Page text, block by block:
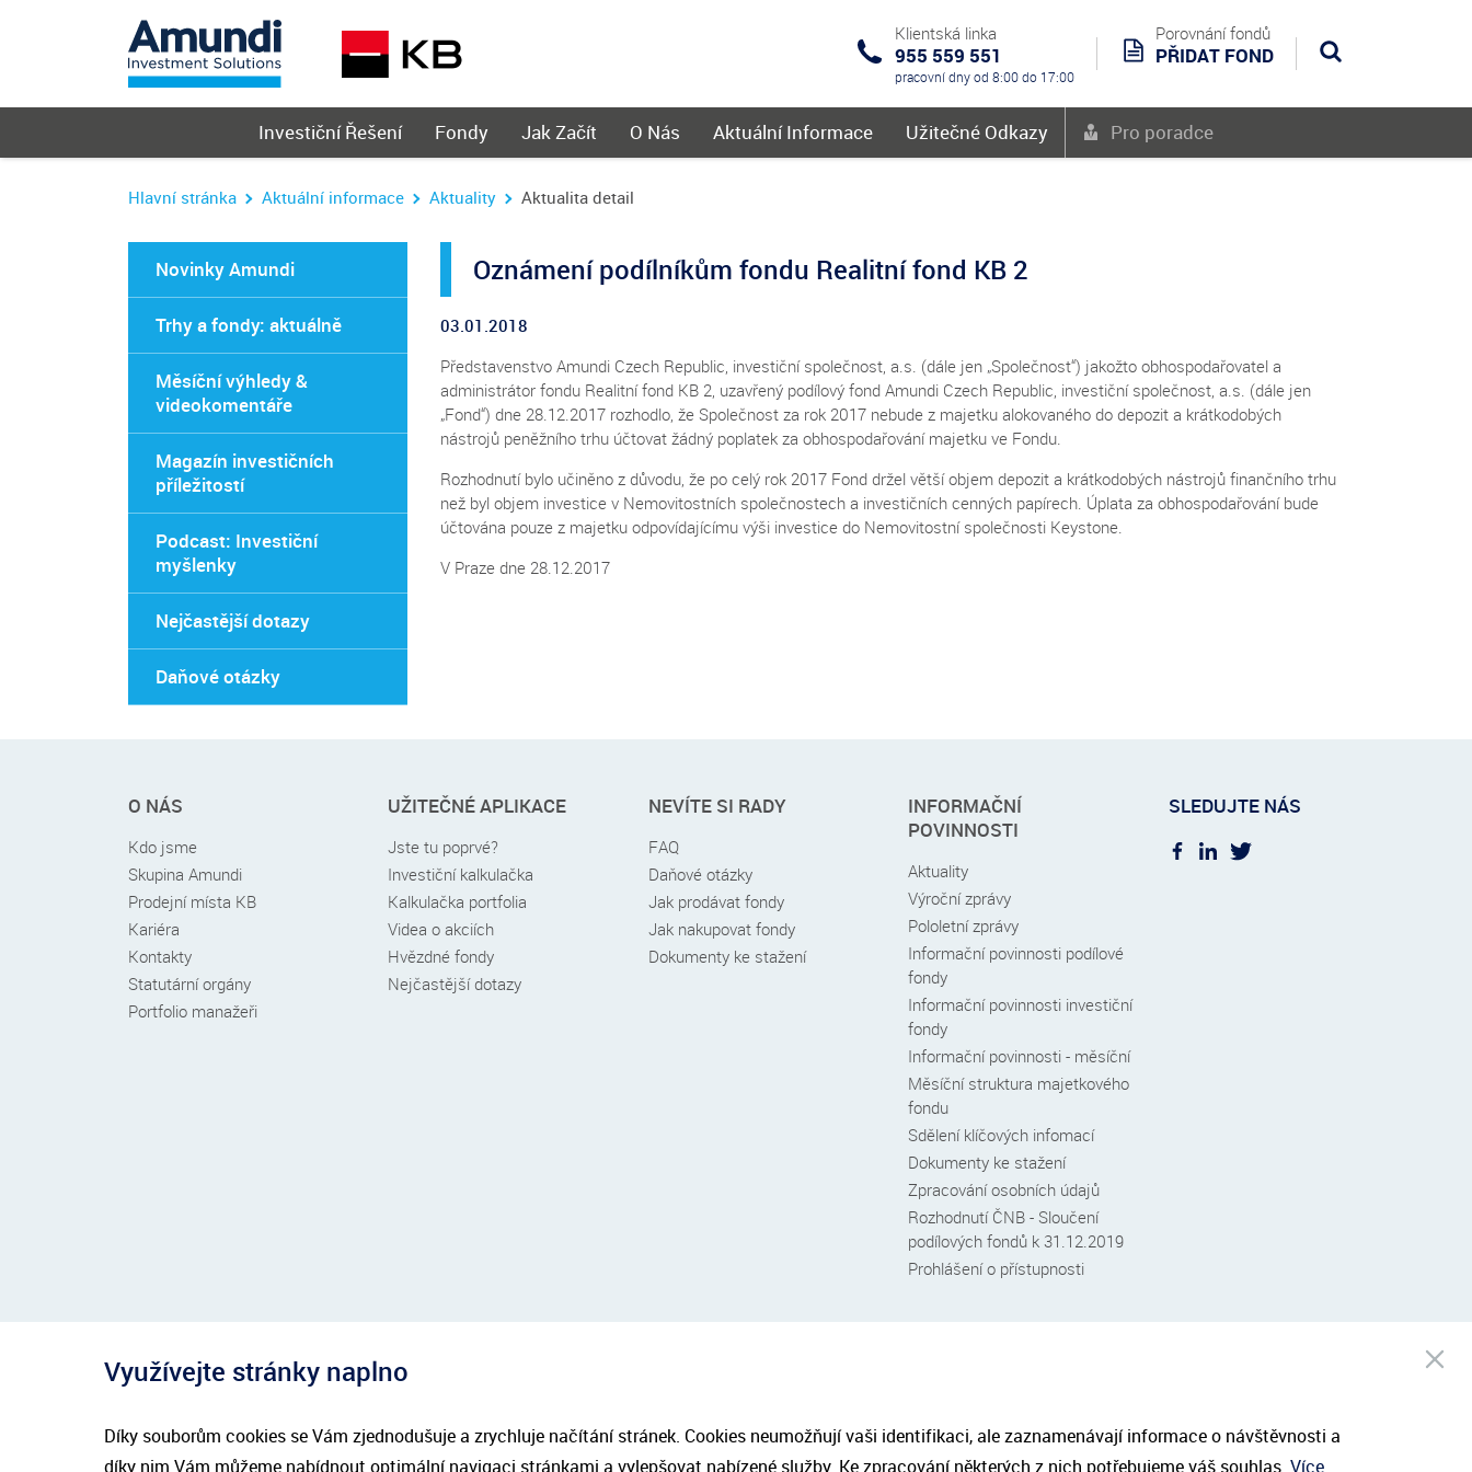
Klientská linka
955 559 551
pracovní dny od 8:00 do 17:00
Porovnání fondů
PŘIDAT FOND
Investiční Řešení Fondy Jak Začít O Nás Aktuální Informace Užitečné Odkazy Pro poradce
Hlavní stránka Aktuální informace Aktuality Aktualita detail
Novinky Amundi
Trhy a fondy: aktuálně
Měsíční výhledy &
videokomentáře
Magazín investičních
příležitostí
Podcast: Investiční
myšlenky
Nejčastější dotazy
Daňové otázky
Oznámení podílníkům fondu Realitní fond KB 2
03.01.2018
Představenstvo Amundi Czech Republic, investiční společnost, a.s. (dále jen „Společnost“) jakožto obhospodařovatel a
administrátor fondu Realitní fond KB 2, uzavřený podílový fond Amundi Czech Republic, investiční společnost, a.s. (dále jen
„Fond“) dne 28.12.2017 rozhodlo, že Společnost za rok 2017 nebude z majetku alokovaného do depozit a krátkodobých
nástrojů peněžního trhu účtovat žádný poplatek za obhospodařování majetku ve Fondu.
Rozhodnutí bylo učiněno z důvodu, že po celý rok 2017 Fond držel větší objem depozit a krátkodobých nástrojů finančního trhu
než byl objem investice v Nemovitostních společnostech a investičních cenných papírech. Úplata za obhospodařování bude
účtována pouze z majetku odpovídajícímu výši investice do Nemovitostní společnosti Keystone.
V Praze dne 28.12.2017
menu
patičce
O NÁS
Kdo jsme
Skupina Amundi
Prodejní místa KB
Kariéra
Kontakty
Statutární orgány
Portfolio manažeři
UŽITEČNÉ APLIKACE
Jste tu poprvé?
Investiční kalkulačka
Kalkulačka portfolia
Videa o akciích
Hvězdné fondy
Nejčastější dotazy
NEVÍTE SI RADY
FAQ
Daňové otázky
Jak prodávat fondy
Jak nakupovat fondy
Dokumenty ke stažení
INFORMAČNÍ
POVINNOSTI
Aktuality
Výroční zprávy
Pololetní zprávy
Informační povinnosti podílové
fondy
Informační povinnosti investiční
fondy
Informační povinnosti - měsíční
Měsíční struktura majetkového
fondu
Sdělení klíčových infomací
Dokumenty ke stažení
Zpracování osobních údajů
Rozhodnutí ČNB - Sloučení
podílových fondů k 31.12.2019
Prohlášení o přístupnosti
SLEDUJTE NÁS
Zadáním emailu poskytujete souhlas se zasíláním novinek.
Využívejte stránky naplno
Díky souborům cookies se Vám zjednodušuje a zrychluje načítání stránek. Cookies neumožňují vaši identifikaci, ale zaznamenávají informace o návštěvnosti a
díky nim Vám můžeme nabídnout optimální navigaci stránkami a vylepšovat nabízené služby. Ke zpracování některých z nich potřebujeme váš souhlas.Více